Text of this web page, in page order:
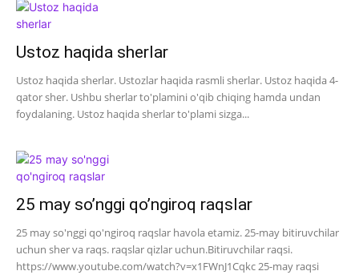
Ustoz haqida sherlar
Ustoz haqida sherlar. Ustozlar haqida rasmli sherlar. Ustoz haqida 4-
qator sher. Ushbu sherlar to'plamini o'qib chiqing hamda undan
foydalaning. Ustoz haqida sherlar to'plami sizga...
25 may so’nggi qo’ngiroq raqslar
25 may so'nggi qo'ngiroq raqslar havola etamiz. 25-may bitiruvchilar
uchun sher va raqs. raqslar qizlar uchun.Bitiruvchilar raqsi.
https://www.youtube.com/watch?v=x1FWnJ1Cqkc 25-may raqsi